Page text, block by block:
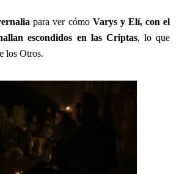
para ver cómo Varys y Elí, con el
escondidos en las Criptas, lo que
los Otros.